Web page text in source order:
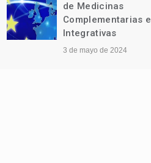
de Medicinas
Complementarias e
Integrativas
3 de mayo de 2024